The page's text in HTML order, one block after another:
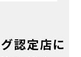
認定店に